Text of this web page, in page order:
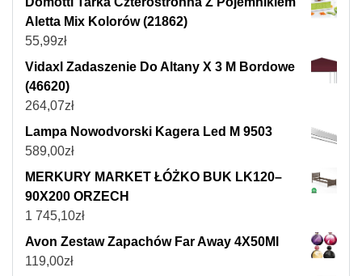
Aletta Mix Kolorów (21862)
55,99zł
Vidaxl Zadaszenie Do Altany X 3 M Bordowe
(46620)
264,07zł
Lampa Nowodvorski Kagera Led M 9503
589,00zł
MERKURY MARKET ŁÓŻKO BUK LK120–
90X200 ORZECH
1 745,10zł
Avon Zestaw Zapachów Far Away 4X50Ml
119,00zł